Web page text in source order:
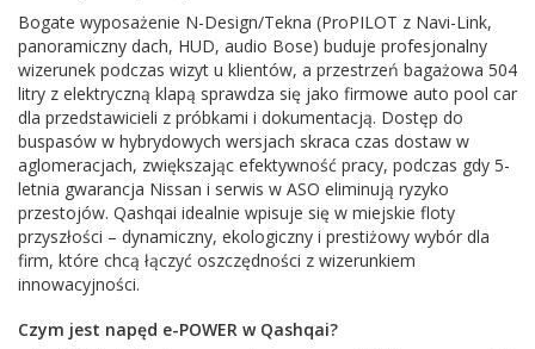
Bogate wyposażenie N-Design/Tekna (ProPILOT z Navi-Link,
panoramiczny dach, HUD, audio Bose) buduje profesjonalny
wizerunek podczas wizyt u klientów, a przestrzeń bagażowa 504
litry z elektryczną klapą sprawdza się jako firmowe auto pool car
dla przedstawicieli z próbkami i dokumentacją. Dostęp do
buspasów w hybrydowych wersjach skraca czas dostaw w
aglomeracjach, zwiększając efektywność pracy, podczas gdy 5-
letnia gwarancja Nissan i serwis w ASO eliminują ryzyko
przestojów. Qashqai idealnie wpisuje się w miejskie floty
przyszłości – dynamiczny, ekologiczny i prestiżowy wybór dla
firm, które chcą łączyć oszczędności z wizerunkiem
innowacyjności.
Czym jest napęd e-POWER w Qashqai?